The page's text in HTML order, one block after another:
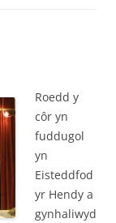
Roedd y
côr yn
fuddugol
yn
Eisteddfod
yr Hendy a
gynhaliwyd